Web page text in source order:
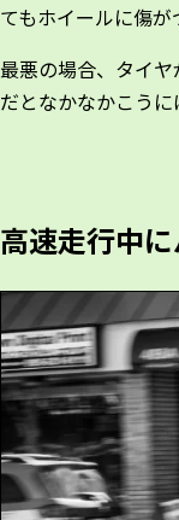
てもホイールに傷が
最悪の場合、タイヤ
だとなかなかこうに
高速走行中